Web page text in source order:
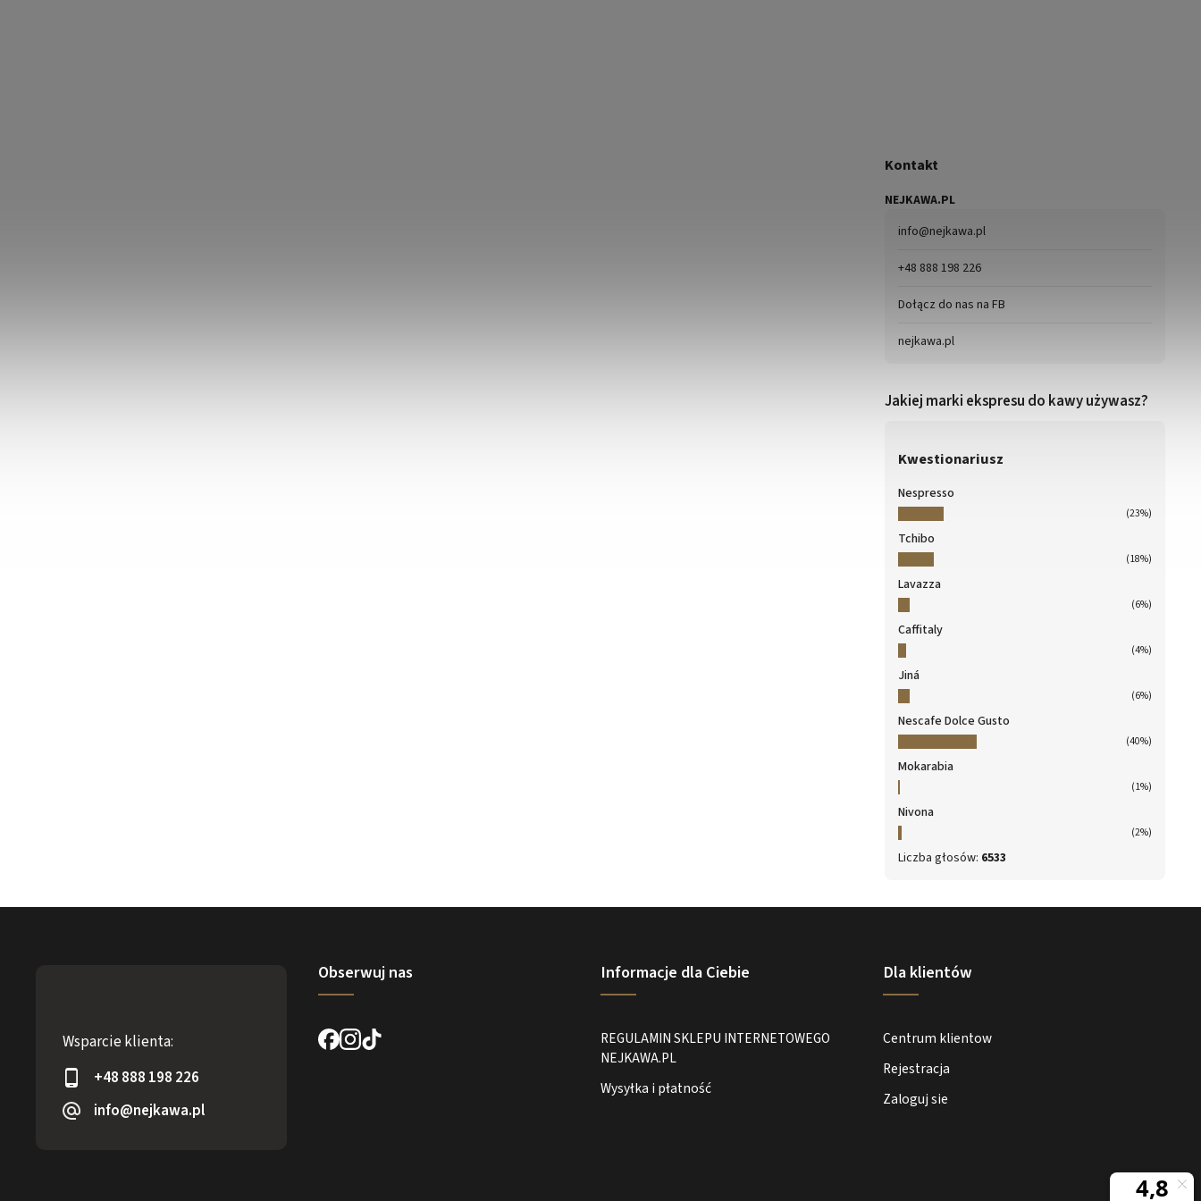
Kontakt
NEJKAWA.PL
info@nejkawa.pl
+48 888 198 226
Dołącz do nas na FB
nejkawa.pl
Jakiej marki ekspresu do kawy używasz?
Kwestionariusz
Nespresso
(23%)
Tchibo
(18%)
Lavazza
(6%)
Caffitaly
(4%)
Jiná
(6%)
Nescafe Dolce Gusto
(40%)
Mokarabia
(1%)
Nivona
(2%)
Liczba głosów: 6533
Wsparcie klienta:
+48 888 198 226
info@nejkawa.pl
Obserwuj nas Informacje dla Ciebie
REGULAMIN SKLEPU INTERNETOWEGO
NEJKAWA.PL
Wysyłka i płatność
Dla klientów
Centrum klientow
Rejestracja
Zaloguj sie